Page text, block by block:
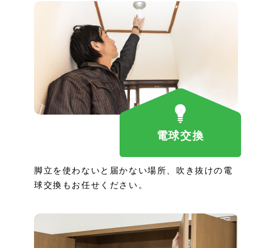
電球交換
脚立を使わないと届かない場所、吹き抜けの電
球交換もお任せください。